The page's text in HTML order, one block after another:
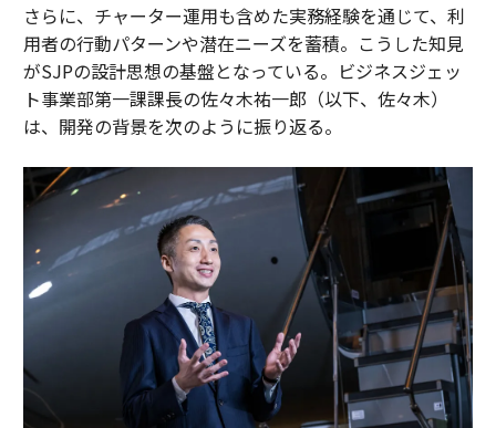
さらに、チャーター運用も含めた実務経験を通じて、利
用者の行動パターンや潜在ニーズを蓄積。こうした知見
がSJPの設計思想の基盤となっている。ビジネスジェッ
ト事業部第一課課長の佐々木祐一郎（以下、佐々木）
は、開発の背景を次のように振り返る。